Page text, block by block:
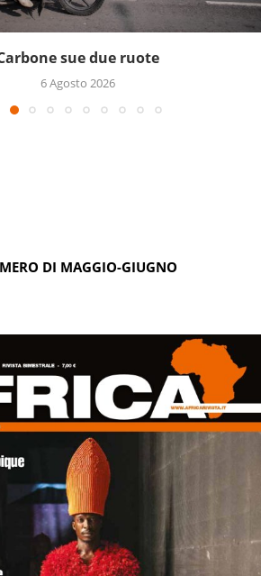
sue due ruote
6 Agosto 2026
DI MAGGIO-GIUGNO